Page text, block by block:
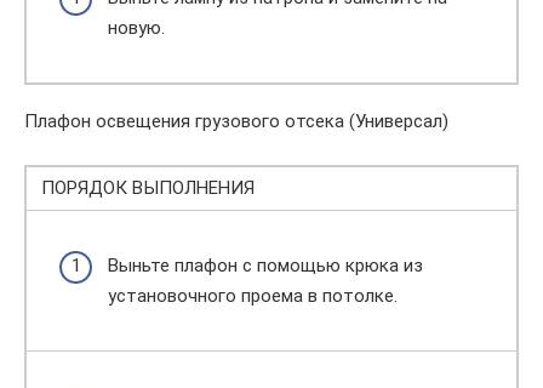
новую.
Плафон освещения грузового отсека (Универсал)
ПОРЯДОК ВЫПОЛНЕНИЯ
Выньте плафон с помощью крюка из
установочного проема в потолке.